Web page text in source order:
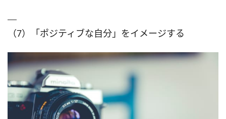
（7）「ポジティブな自分」をイメージする